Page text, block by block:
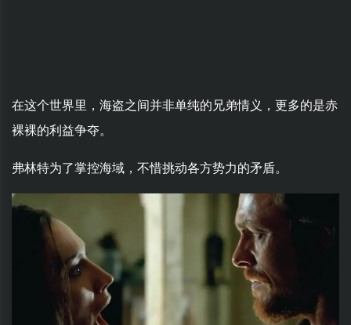
在这个世界里，海盗之间并非单纯的兄弟情义，更多的是赤
裸裸的利益争夺。
弗林特为了掌控海域，不惜挑动各方势力的矛盾。